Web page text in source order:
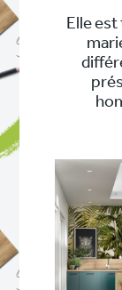
Elle est